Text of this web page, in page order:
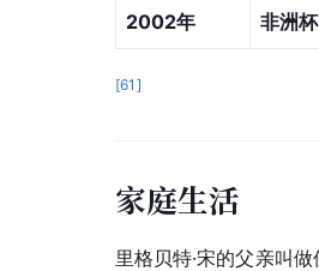
2002年 非洲杯
[61 ]
家庭生活
里格贝特·宋的父亲叫